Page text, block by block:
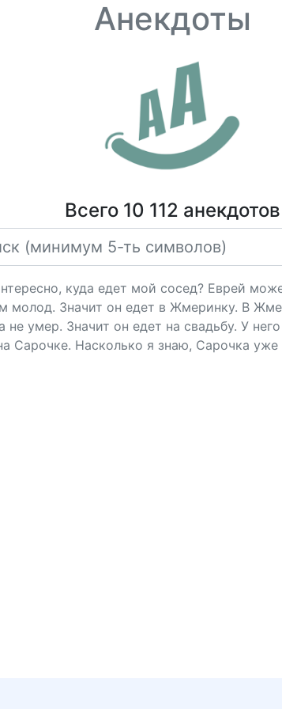
Анекдоты
Всего 10 112 анекдотов
куда едет мой сосед? Еврей
молод. Значит он едет в Жмеринку. В
умер. Значит он едет на свадьбу. У
Сарочке. Насколько я знаю, Сарочка